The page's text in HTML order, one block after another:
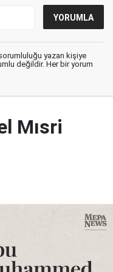
yazan kişiye
değildir. Her bir yorum
Mısri